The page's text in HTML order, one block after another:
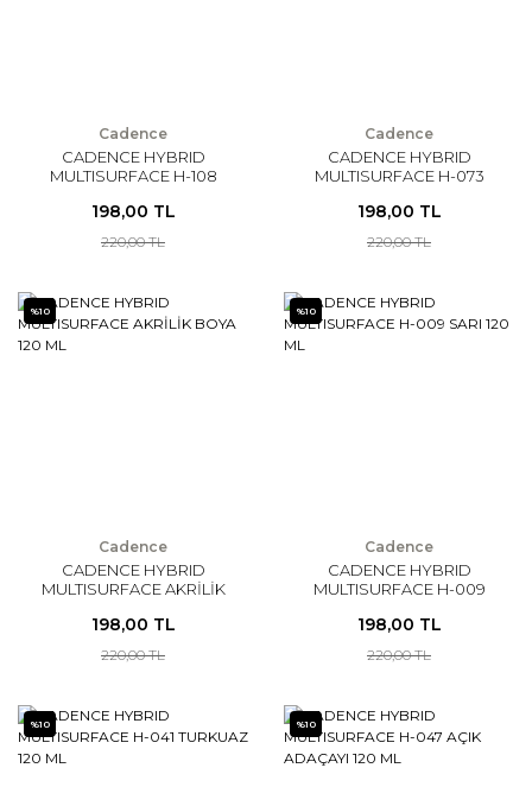
Cadence
CADENCE HYBRID
MULTISURFACE H-108
198,00 TL
220,00 TL
Cadence
CADENCE HYBRID
MULTISURFACE H-073
198,00 TL
220,00 TL
%10
Cadence
CADENCE HYBRID
MULTISURFACE AKRİLİK
198,00 TL
220,00 TL
%10
Cadence
CADENCE HYBRID
MULTISURFACE H-009
198,00 TL
220,00 TL
%10 %10